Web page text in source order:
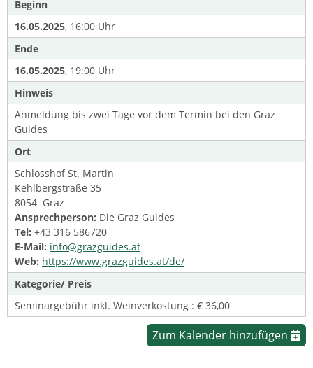
Beginn
16.05.2025, 16:00 Uhr
Ende
16.05.2025, 19:00 Uhr
Hinweis
Anmeldung bis zwei Tage vor dem Termin bei den Graz
Guides
Ort
Schlosshof St. Martin
Kehlbergstraße 35
8054 Graz
Ansprechperson: Die Graz Guides
Tel: +43 316 586720
E-Mail: info@grazguides.at
Web: https://www.grazguides.at/de/
Kategorie/ Preis
Seminargebühr inkl. Weinverkostung : € 36,00
Zum Kalender hinzufügen